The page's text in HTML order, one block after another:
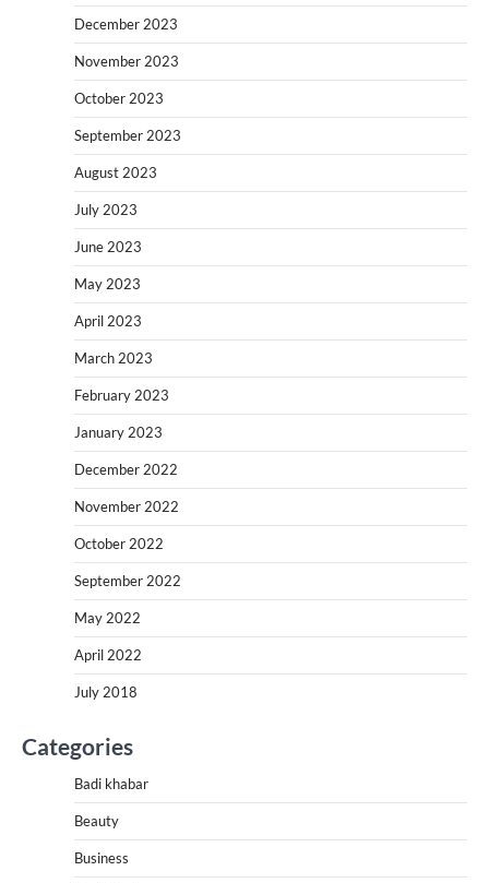
December 2023
November 2023
October 2023
September 2023
August 2023
July 2023
June 2023
May 2023
April 2023
March 2023
February 2023
January 2023
December 2022
November 2022
October 2022
September 2022
May 2022
April 2022
July 2018
Categories
Badi khabar
Beauty
Business